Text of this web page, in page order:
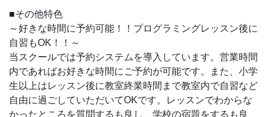
■その他特色
～好きな時間に予約可能！！プログラミングレッスン後に
自習もOK！！～
当スクールでは予約システムを導入しています。営業時間
内であればお好きな時間にご予約が可能です。また、小学
生以上はレッスン後に教室終業時間まで教室内で自習など
自由に過ごしていただいてOKです。レッスンでわからな